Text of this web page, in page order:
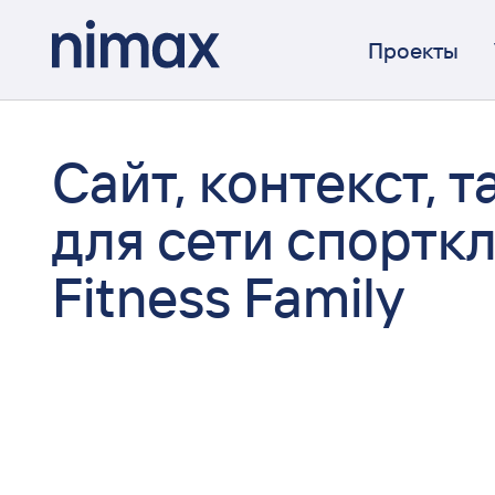
Проекты
Сайт, контекст,
для сети
Fitness Family